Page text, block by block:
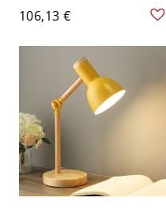
Lampe Suspendue Style
Industriel - 110 V-120 V
Jaune 26,67 cm
106,13 €